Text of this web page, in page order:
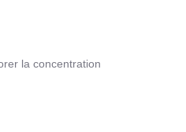
la concentration